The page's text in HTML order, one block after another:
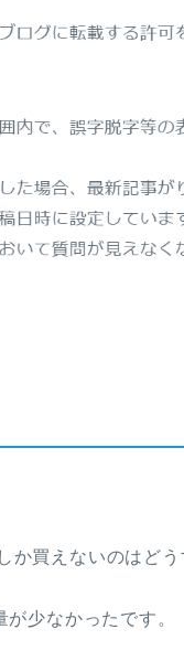
か買えないのはど
少なかったです。